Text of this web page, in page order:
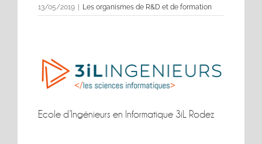
IMT Mines Albi
13/05/2019 Les organismes de R&D et de formation
Ecole d’Ingénieurs en Informatique 3iL Rodez
Ecole d’Ingénieurs en Informatique 3iL Rodez